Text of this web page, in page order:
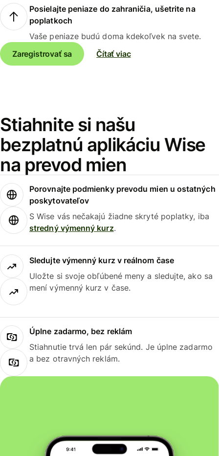
Posielajte peniaze do zahraničia, ušetrite na
poplatkoch
Vaše peniaze budú doma kdekoľvek na svete.
Zaregistrovať sa
Čítať viac
Stiahnite si našu
bezplatnú aplikáciu Wise
na prevod mien
Porovnajte podmienky prevodu mien u ostatných
poskytovateľov
S Wise vás nečakajú žiadne skryté poplatky, iba
stredný výmenný kurz.
Sledujte výmenný kurz v reálnom čase
Uložte si svoje obľúbené meny a sledujte, ako sa
mení výmenný kurz v čase.
Úplne zadarmo, bez reklám
Stiahnutie trvá len pár sekúnd. Je úplne zadarmo
a bez otravných reklám.